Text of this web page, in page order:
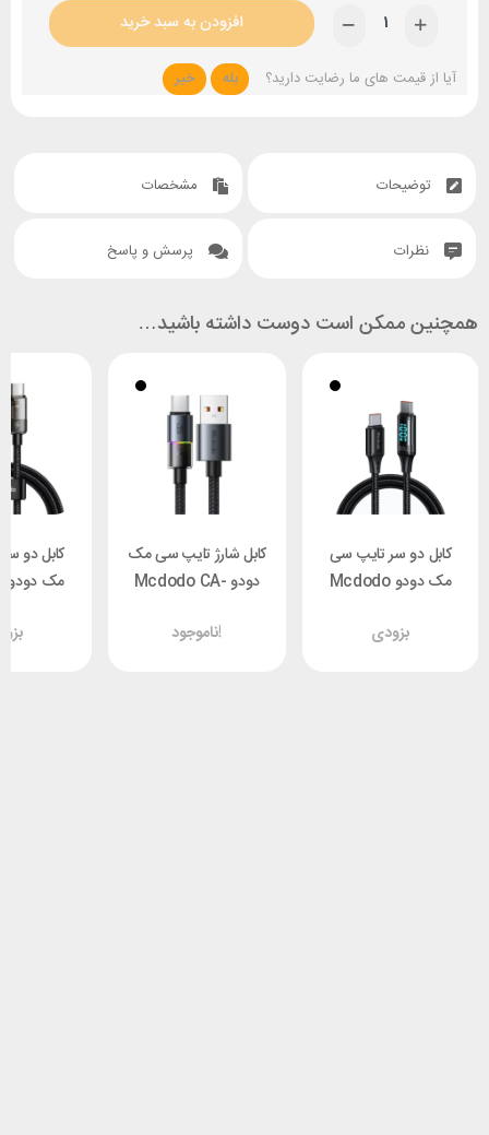
افزودن به سبد خرید
آیا از قیمت های ما رضایت دارید؟ بله خیر
توضیحات مشخصات
نظرات پرسش و پاسخ
همچنین ممکن است دوست داشته باشید…
کابل دو سر تایپ سی
مک دودو Mcdodo
توان 100 واتبزودی
کابل شارژ تایپ سی مک
دودو Mcdodo CA-
100 واتناموجود!
کابل دو
توان 100 وات